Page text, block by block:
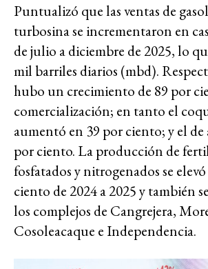
Puntualizó que las ventas de
turbosina se incrementaron en
de julio a diciembre de 2025, lo
mil barriles diarios (mbd).
hubo un crecimiento de 89 por
comercialización; en tanto el
aumentó en 39 por ciento; y el de
por ciento. La producción de
fosfatados y nitrogenados se
ciento de 2024 a 2025 y también
los complejos de Cangrejera,
Cosoleacaque e Independencia.